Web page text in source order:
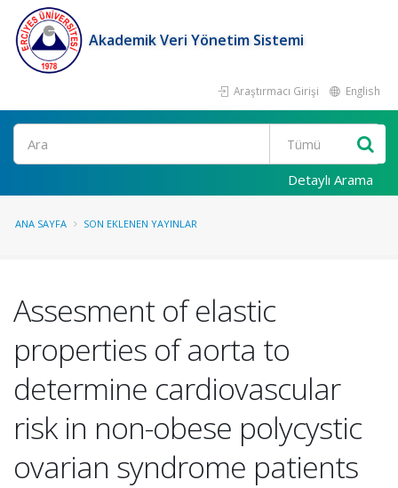
Akademik Veri Yönetim Sistemi
Araştırmacı Girişi English
Ara
Detaylı Arama
ANA SAYFA SON EKLENEN YAYINLAR
Assesment of elastic
properties of aorta to
determine cardiovascular
risk in non-obese polycystic
ovarian syndrome patients